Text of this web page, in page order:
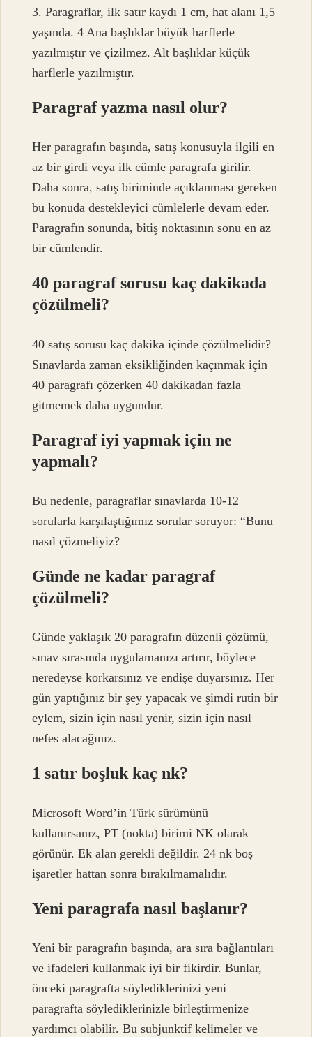
3. Paragraflar, ilk satır kaydı 1 cm, hat alanı 1,5
yaşında. 4 Ana başlıklar büyük harflerle
yazılmıştır ve çizilmez. Alt başlıklar küçük
harflerle yazılmıştır.
Paragraf yazma nasıl olur?
Her paragrafın başında, satış konusuyla ilgili en
az bir girdi veya ilk cümle paragrafa girilir.
Daha sonra, satış biriminde açıklanması gereken
bu konuda destekleyici cümlelerle devam eder.
Paragrafın sonunda, bitiş noktasının sonu en az
bir cümlendir.
40 paragraf sorusu kaç dakikada
çözülmeli?
40 satış sorusu kaç dakika içinde çözülmelidir?
Sınavlarda zaman eksikliğinden kaçınmak için
40 paragrafı çözerken 40 dakikadan fazla
gitmemek daha uygundur.
Paragraf iyi yapmak için ne
yapmalı?
Bu nedenle, paragraflar sınavlarda 10-12
sorularla karşılaştığımız sorular soruyor: “Bunu
nasıl çözmeliyiz?
Günde ne kadar paragraf
çözülmeli?
Günde yaklaşık 20 paragrafın düzenli çözümü,
sınav sırasında uygulamanızı artırır, böylece
neredeyse korkarsınız ve endişe duyarsınız. Her
gün yaptığınız bir şey yapacak ve şimdi rutin bir
eylem, sizin için nasıl yenir, sizin için nasıl
nefes alacağınız.
1 satır boşluk kaç nk?
Microsoft Word’in Türk sürümünü
kullanırsanız, PT (nokta) birimi NK olarak
görünür. Ek alan gerekli değildir. 24 nk boş
işaretler hattan sonra bırakılmamalıdır.
Yeni paragrafa nasıl başlanır?
Yeni bir paragrafın başında, ara sıra bağlantıları
ve ifadeleri kullanmak iyi bir fikirdir. Bunlar,
önceki paragrafta söylediklerinizi yeni
paragrafta söylediklerinizle birleştirmenize
yardımcı olabilir. Bu subjunktif kelimeler ve